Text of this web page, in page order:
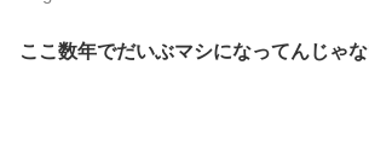
ここ数年でだいぶマシになってんじゃ